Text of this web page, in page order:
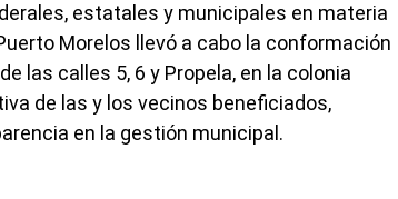
estatales y municipales en materia
Morelos llevó a cabo la conformación
las calles 5, 6 y Propela, en la colonia
de las y los vecinos beneficiados,
en la gestión municipal.